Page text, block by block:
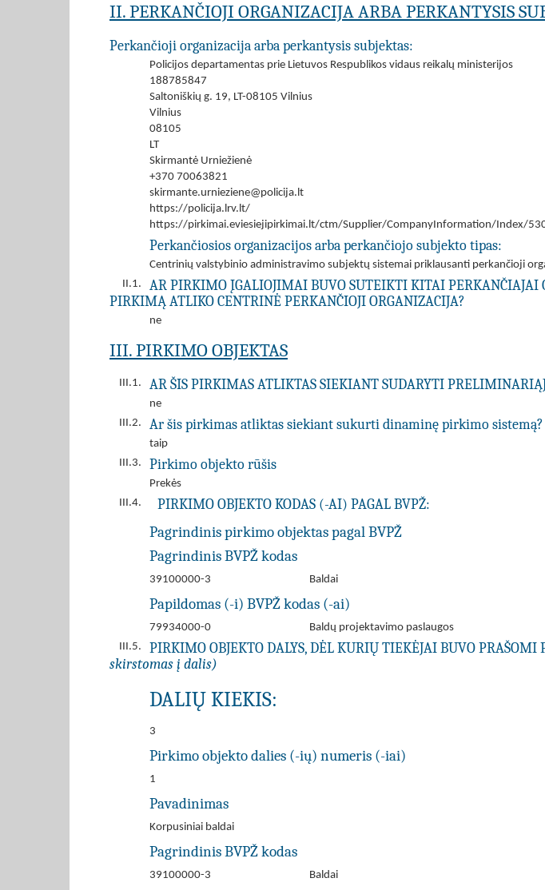
II. PERKANČIOJI ORGANIZACIJA ARBA PERKANTYSIS
Perkančioji organizacija arba perkantysis subjektas:
Policijos departamentas prie Lietuvos Respublikos vidaus reikalų ministerijos
188785847
Saltoniškių g. 19, LT-08105 Vilnius
Vilnius
08105
LT
Skirmantė Urniežienė
+370 70063821
skirmante.urnieziene@policija.lt
https://policija.lrv.lt/
https://pirkimai.eviesiejipirkimai.lt/ctm/Supplier/CompanyInformation/Index/
Perkančiosios organizacijos arba perkančiojo subjekto tipas:
Centrinių valstybinio administravimo subjektų sistemai priklausanti perkančioji
II.1.
AR PIRKIMO ĮGALIOJIMAI BUVO SUTEIKTI KITAI PERKANČIAJAI
PIRKIMĄ ATLIKO CENTRINĖ PERKANČIOJI ORGANIZACIJA?
ne
III. PIRKIMO OBJEKTAS
III.1. AR ŠIS PIRKIMAS ATLIKTAS SIEKIANT SUDARYTI
ne
III.2.
Ar šis pirkimas atliktas siekiant sukurti dinaminę pirkimo sistemą?
taip
III.3.
Pirkimo objekto rūšis
Prekės
III.4.
PIRKIMO OBJEKTO KODAS (-AI) PAGAL BVPŽ:
Pagrindinis pirkimo objektas pagal BVPŽ
Pagrindinis BVPŽ kodas
39100000-3 Baldai
Papildomas (-i) BVPŽ kodas (-ai)
79934000-0
Baldų projektavimo paslaugos
III.5.
PIRKIMO OBJEKTO DALYS, DĖL KURIŲ TIEKĖJAI BUVO PRAŠOMI
skirstomas į dalis)
DALIŲ KIEKIS:
3
Pirkimo objekto dalies (-ių) numeris (-iai)
1
Pavadinimas
Korpusiniai baldai
Pagrindinis BVPŽ kodas
39100000-3 Baldai